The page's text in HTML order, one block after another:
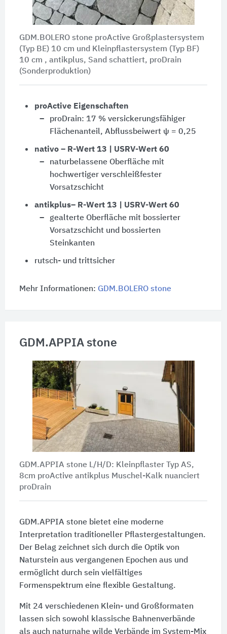
GDM.BOLERO stone proActive Großplastersystem
(Typ BE) 10 cm und Kleinpflastersystem (Typ BF)
10 cm , antikplus, Sand schattiert, proDrain
(Sonderproduktion)
proActive Eigenschaften
proDrain: 17 % versickerungsfähiger
Flächenanteil, Abflussbeiwert ψ = 0,25
nativo – R-Wert 13 | USRV-Wert 60
naturbelassene Oberfläche mit
hochwertiger verschleißfester
Vorsatzschicht
antikplus– R-Wert 13 | USRV-Wert 60
gealterte Oberfläche mit bossierter
Vorsatzschicht und bossierten
Steinkanten
rutsch- und trittsicher
Mehr Informationen: GDM.BOLERO stone
GDM.APPIA stone
GDM.APPIA stone L/H/D: Kleinpflaster Typ AS,
8cm proActive antikplus Muschel-Kalk nuanciert
proDrain
GDM.APPIA stone bietet eine moderne
Interpretation traditioneller Pflastergestaltungen.
Der Belag zeichnet sich durch die Optik von
Naturstein aus vergangenen Epochen aus und
ermöglicht durch sein vielfältiges
Formenspektrum eine flexible Gestaltung.
Mit 24 verschiedenen Klein- und Großformaten
lassen sich sowohl klassische Bahnenverbände
als auch naturnahe wilde Verbände im System-Mix